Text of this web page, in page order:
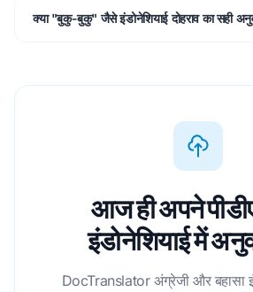
क्या "बुकु-बुकु" जैसे इंडोनेशियाई दोहराव का सही
आज ही अपने
इंडोनेशियाई में
DocTranslator अंग्रेजी और बहासा